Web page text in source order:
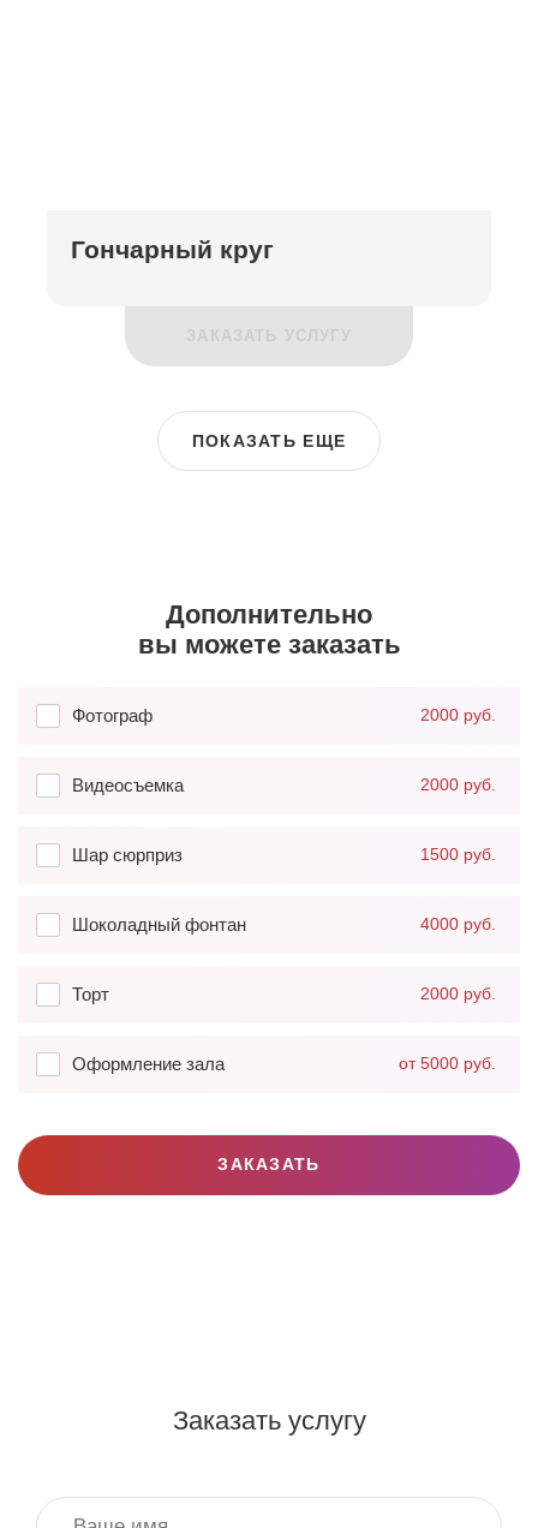
Гончарный круг
ЗАКАЗАТЬ УСЛУГУ
ПОКАЗАТЬ ЕЩЕ
Дополнительно
вы можете заказать
Фотограф 2000 руб.
Видеосъемка 2000 руб.
Шар сюрприз 1500 руб.
Шоколадный фонтан 4000 руб.
Торт 2000 руб.
Оформление зала от 5000 руб.
ЗАКАЗАТЬ
Заказать услугу